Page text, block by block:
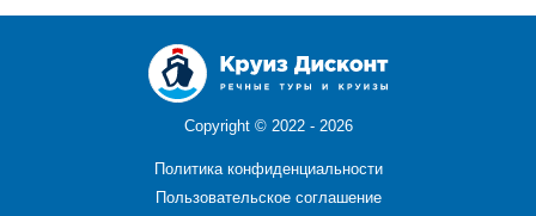
Copyright © 2022 - 2026
Политика конфиденциальности
Пользовательское соглашение